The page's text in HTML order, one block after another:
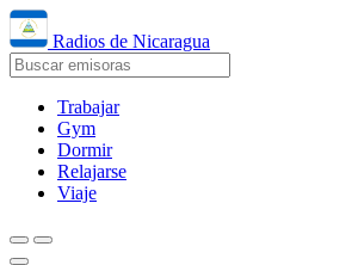
Radios de Nicaragua
Trabajar
Gym
Dormir
Relajarse
Viaje